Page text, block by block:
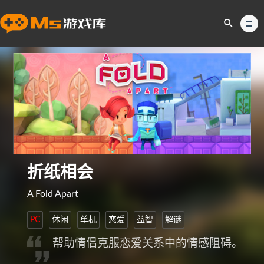
折纸相会
A Fold Apart
PC 休闲 单机 恋爱 益智 解谜
帮助情侣克服恋爱关系中的情感阻碍。